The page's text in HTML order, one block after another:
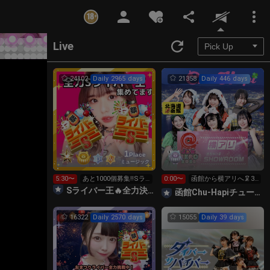
Unmute
Live
1Place
ミュージック
24102 Daily 2965 days
5:30〜
あと1000個募集‼️Sラ
イバー王👑投げれま
Sライバー王🔥全力決勝🗽🌈Annnnnaの空⛱
21358 Daily 446 days
0:00〜
函館から横アリへ🦑32
0万pt目標！キラ星
求！
函館Chu-Hapiチューハピ🌈
16322 Daily 2570 days 15055 Daily 39 days